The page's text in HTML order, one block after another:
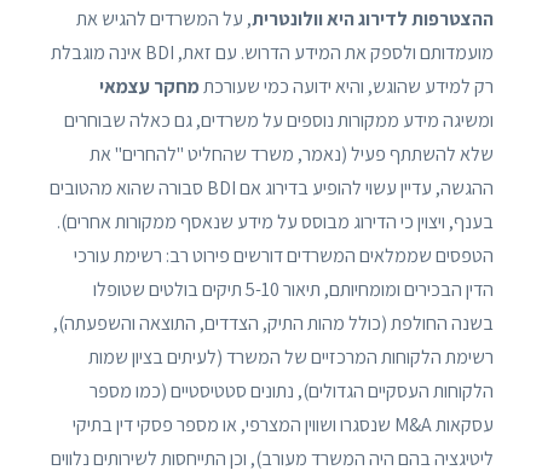
ההצטרפות לדירוג היא וולונטרית, על המשרדים להגיש את
מועמדותם ולספק את המידע הדרוש. עם זאת, BDI אינה מוגבלת
רק למידע שהוגש, והיא ידועה כמי שעורכתמחקר עצמאי
ומשיגה מידע ממקורות נוספים על משרדים, גם כאלה שבוחרים
שלא להשתתף פעיל (נאמר, משרד שהחליט "להחרים" את
ההגשה, עדיין עשוי להופיע בדירוג אם BDI סבורה שהוא מהטובים
בענף, ויצוין כי הדירוג מבוסס על מידע שנאסף ממקורות אחרים).
הטפסים שממלאים המשרדים דורשים פירוט רב: רשימת עורכי
הדין הבכירים ומומחיותם, תיאור 5-10 תיקים בולטים שטופלו
בשנה החולפת (כולל מהות התיק, הצדדים, התוצאה והשפעתה),
רשימת הלקוחות המרכזיים של המשרד (לעיתים בציון שמות
הלקוחות העסקיים הגדולים), נתונים סטטיסטיים (כמו מספר
עסקאות M&A שנסגרו ושווין המצרפי, או מספר פסקי דין בתיקי
ליטיגציה בהם היה המשרד מעורב), וכן התייחסות לשירותים נלווים